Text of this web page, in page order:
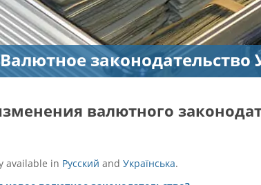
Валютное законодательство
валютного
available in Русский and Українська.